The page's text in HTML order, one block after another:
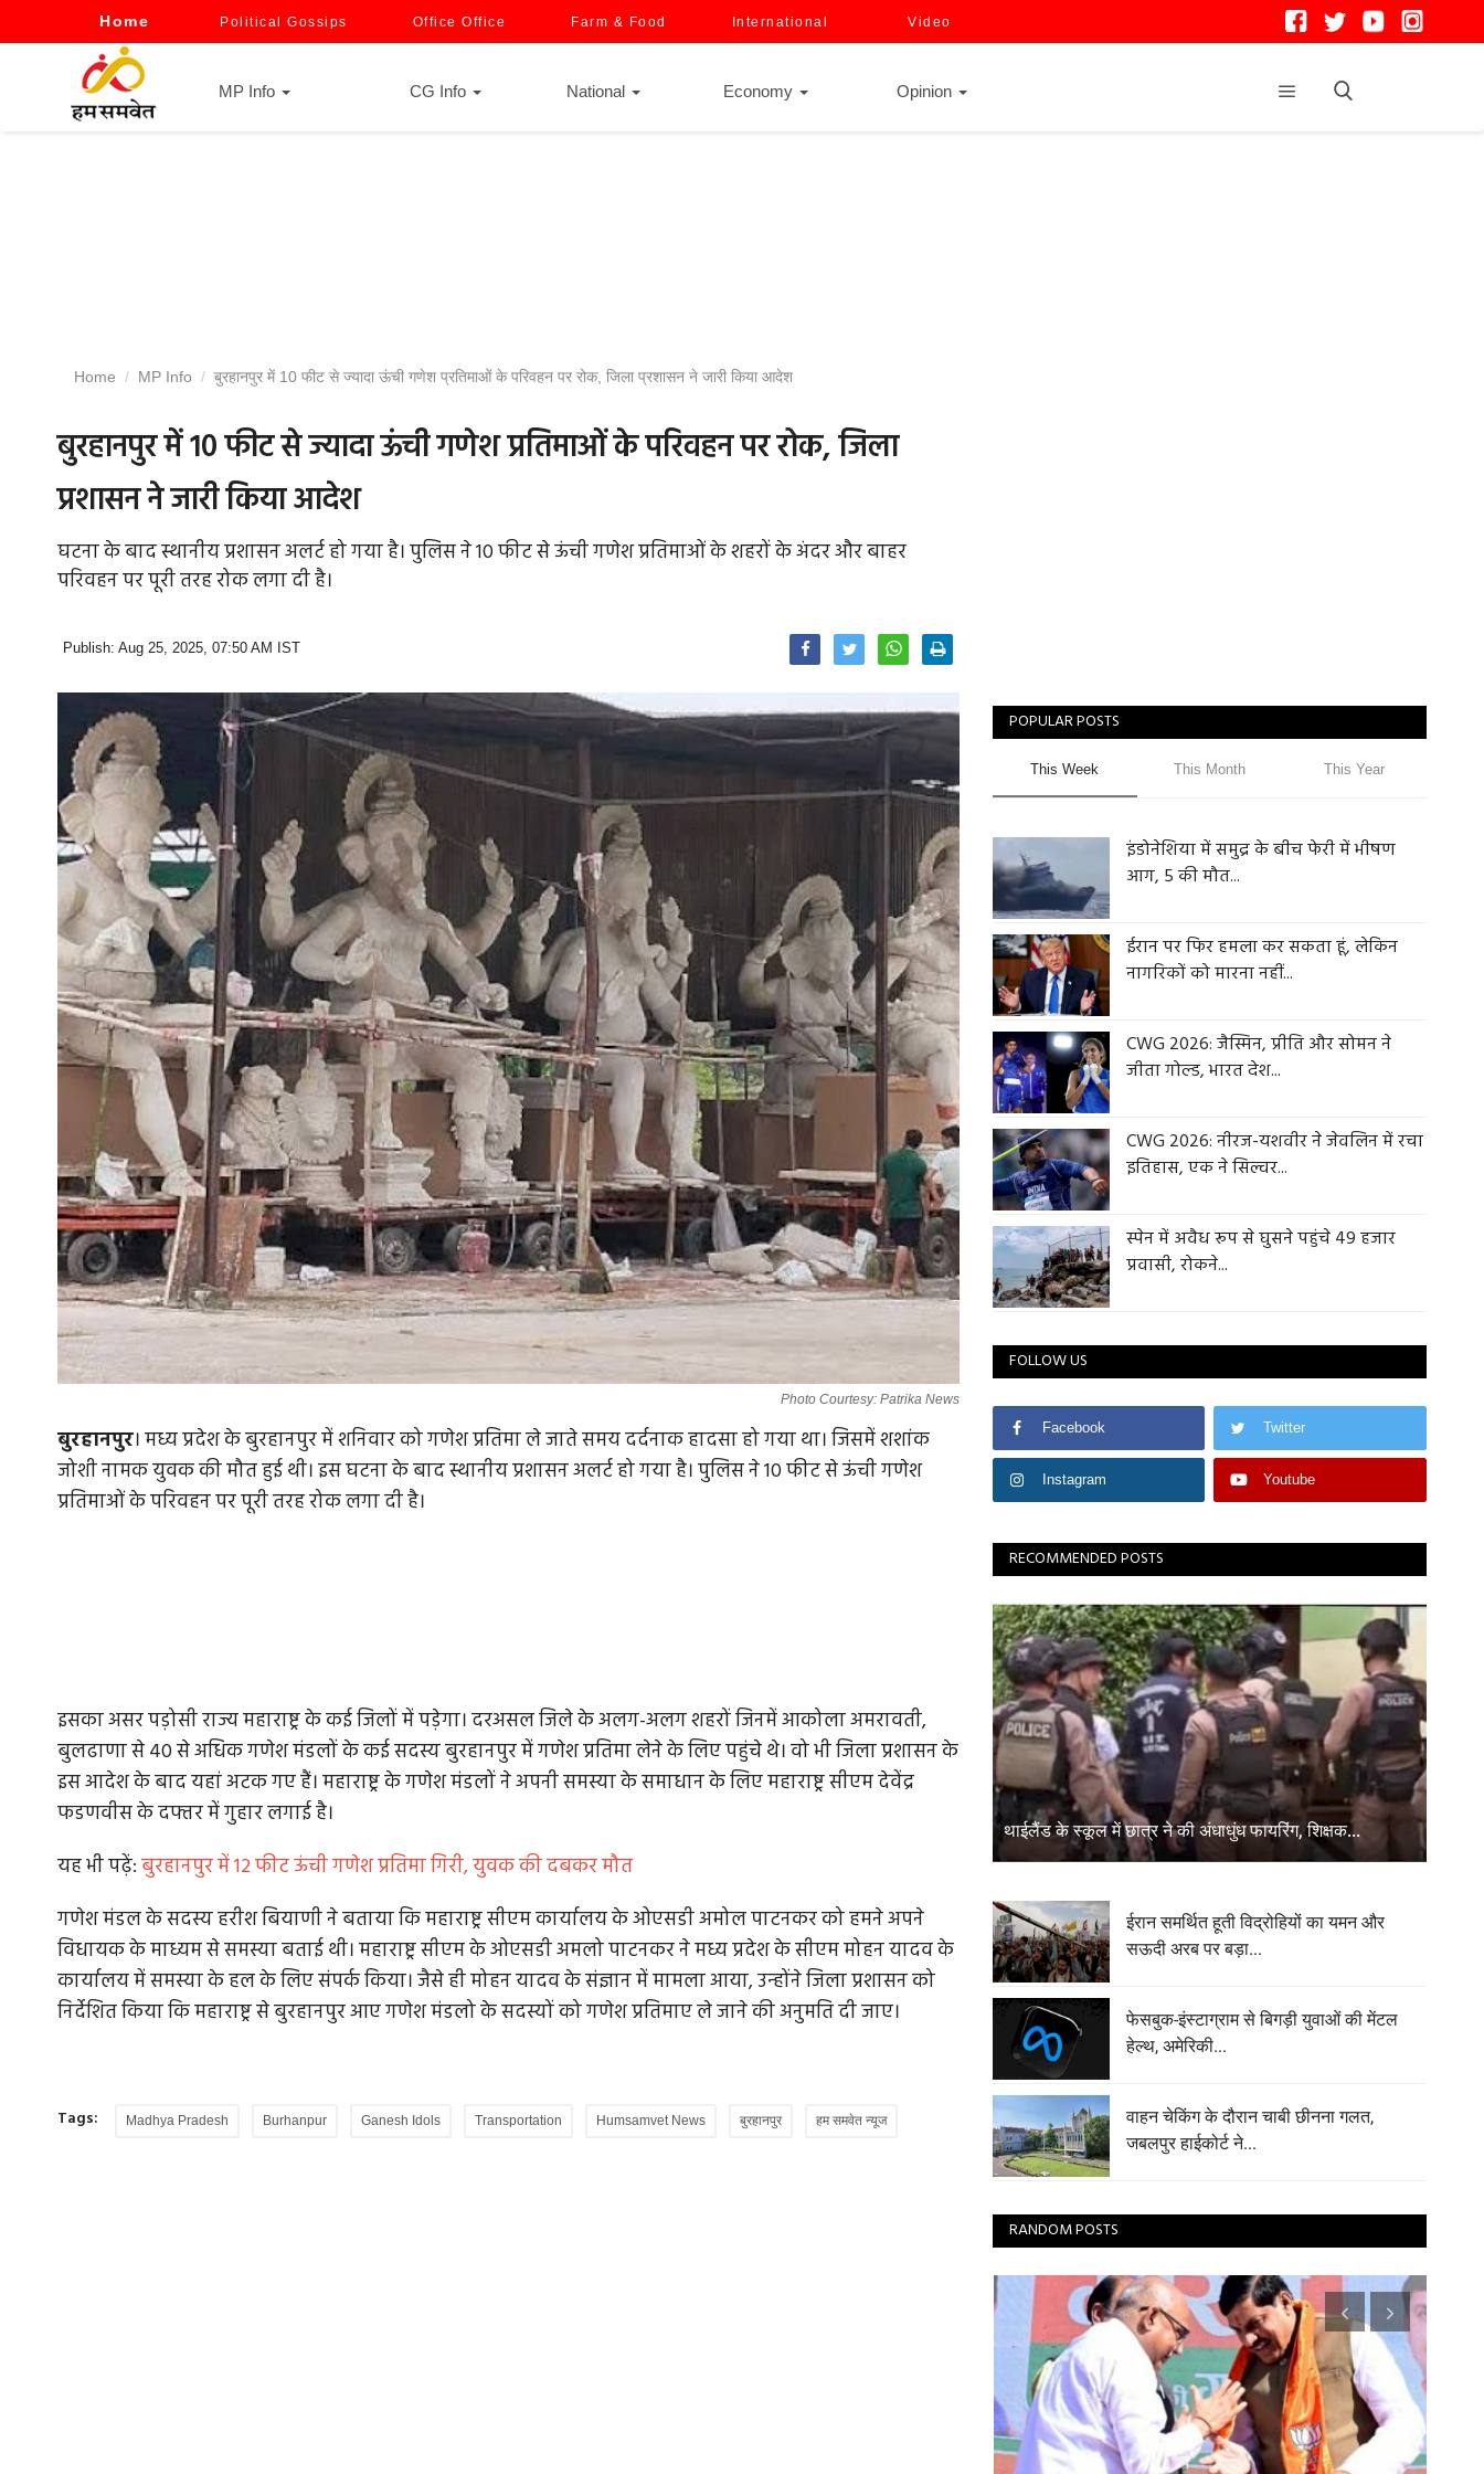
Home Political Gossips Office Office Farm & Food International Video
MP Info CG Info National Economy Opinion
Home MP Info बुरहानपुर में 10 फीट से ज्यादा ऊंची गणेश प्रतिमाओं के परिवहन पर रोक, जिला प्रशासन ने जारी किया आदेश
बुरहानपुर में 10 फीट से ज्यादा ऊंची गणेश प्रतिमाओं के परिवहन पर रोक, जिला
प्रशासन ने जारी किया आदेश
घटना के बाद स्थानीय प्रशासन अलर्ट हो गया है। पुलिस ने 10 फीट से ऊंची गणेश प्रतिमाओं के शहरों के अंदर और बाहर
परिवहन पर पूरी तरह रोक लगा दी है।
Publish: Aug 25, 2025, 07:50 AM IST
Photo Courtesy: Patrika News
बुरहानपुर। मध्य प्रदेश के बुरहानपुर में शनिवार को गणेश प्रतिमा ले जाते समय दर्दनाक हादसा हो गया था। जिसमें शशांक
जोशी नामक युवक की मौत हुई थी। इस घटना के बाद स्थानीय प्रशासन अलर्ट हो गया है। पुलिस ने 10 फीट से ऊंची गणेश
प्रतिमाओं के परिवहन पर पूरी तरह रोक लगा दी है।
इसका असर पड़ोसी राज्य महाराष्ट्र के कई जिलों में पड़ेगा। दरअसल जिले के अलग-अलग शहरों जिनमें आकोला अमरावती,
बुलढाणा से 40 से अधिक गणेश मंडलों के कई सदस्य बुरहानपुर में गणेश प्रतिमा लेने के लिए पहुंचे थे। वो भी जिला प्रशासन के
इस आदेश के बाद यहां अटक गए हैं। महाराष्ट्र के गणेश मंडलों ने अपनी समस्या के समाधान के लिए महाराष्ट्र सीएम देवेंद्र
फडणवीस के दफ्तर में गुहार लगाई है।
यह भी पढ़ें:बुरहानपुर में 12 फीट ऊंची गणेश प्रतिमा गिरी, युवक की दबकर मौत
गणेश मंडल के सदस्य हरीश बियाणी ने बताया कि महाराष्ट्र सीएम कार्यालय के ओएसडी अमोल पाटनकर को हमने अपने
विधायक के माध्यम से समस्या बताई थी। महाराष्ट्र सीएम के ओएसडी अमलो पाटनकर ने मध्य प्रदेश के सीएम मोहन यादव के
कार्यालय में समस्या के हल के लिए संपर्क किया। जैसे ही मोहन यादव के संज्ञान में मामला आया, उन्होंने जिला प्रशासन को
निर्देशित किया कि महाराष्ट्र से बुरहानपुर आए गणेश मंडलो के सदस्यों को गणेश प्रतिमाए ले जाने की अनुमति दी जाए।
Tags: Madhya Pradesh Burhanpur Ganesh Idols Transportation Humsamvet News बुरहानपुर हम समवेत न्यूज
POPULAR POSTS
This Week This Month This Year
इंडोनेशिया में समुद्र के बीच फेरी में भीषण
आग, 5 की मौत...
ईरान पर फिर हमला कर सकता हूं, लेकिन
नागरिकों को मारना नहीं...
CWG 2026: जैस्मिन, प्रीति और सोमन ने
जीता गोल्ड, भारत देश...
CWG 2026: नीरज-यशवीर ने जेवलिन में रचा
इतिहास, एक ने सिल्वर...
स्पेन में अवैध रूप से घुसने पहुंचे 49 हजार
प्रवासी, रोकने...
FOLLOW US
Facebook Twitter
Instagram Youtube
RECOMMENDED POSTS
थाईलैंड के स्कूल में छात्र ने की अंधाधुंध फायरिंग, शिक्षक...
ईरान समर्थित हूती विद्रोहियों का यमन और
सऊदी अरब पर बड़ा...
फेसबुक-इंस्टाग्राम से बिगड़ी युवाओं की मेंटल
हेल्थ, अमेरिकी...
वाहन चेकिंग के दौरान चाबी छीनना गलत,
जबलपुर हाईकोर्ट ने...
RANDOM POSTS